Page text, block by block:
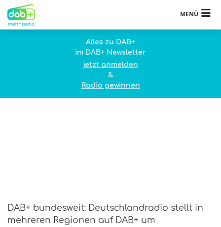
MENÜ
Alles zu DAB+
im DAB+ Newsletter
jetzt anmelden
&
Radio gewinnen
DAB+ bundesweit: Deutschlandradio stellt in
mehreren Regionen auf DAB+ um